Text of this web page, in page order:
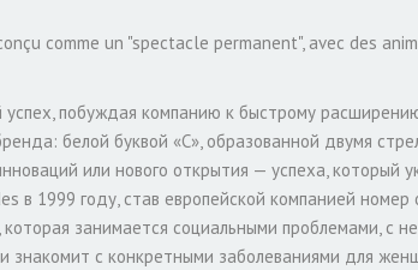
comme un "spectacle permanent", avec des
побуждая компанию к быстрому
белой буквой «С», образованной двумя
или нового открытия — успеха, который
в 1999 году, став европейской компанией
которая занимается социальными проблемами,
знакомит с конкретными заболеваниями для